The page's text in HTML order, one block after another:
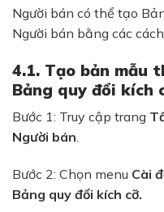
Người bán có thể tạo
Người bán bằng các cách
4.1. Tạo bản mẫu
Bảng quy đổi kích
Bước 1: Truy cập trang
Người bán.
Bước 2: Chọn menu Cài
Bảng quy đổi kích cỡ.